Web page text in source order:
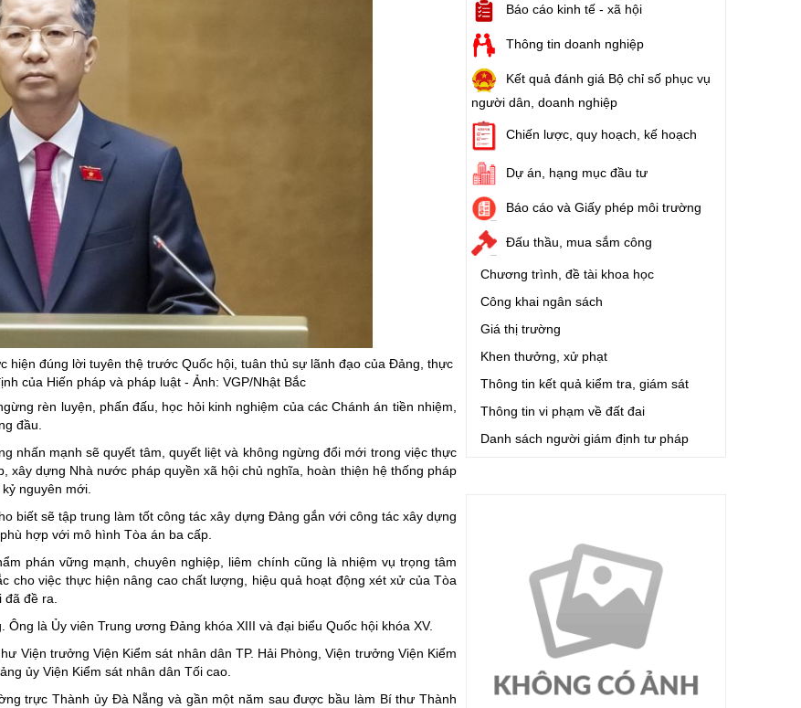
hiện đúng lời tuyên thệ trước Quốc hội, tuân thủ sự lãnh đạo của Đảng, thực
của Hiến pháp và pháp luật - Ảnh: VGP/Nhật Bắc
rèn luyện, phấn đấu, học hỏi kinh nghiệm của các Chánh án tiền nhiệm,
đầu.
nhấn mạnh sẽ quyết tâm, quyết liệt và không ngừng đổi mới trong việc thực
dựng Nhà nước pháp quyền xã hội chủ nghĩa, hoàn thiện hệ thống pháp
nguyên mới.
biết sẽ tập trung làm tốt công tác xây dựng Đảng gắn với công tác xây dựng
hợp với mô hình Tòa án ba cấp.
phán vững mạnh, chuyên nghiệp, liêm chính cũng là nhiệm vụ trọng tâm
cho việc thực hiện nâng cao chất lượng, hiệu quả hoạt động xét xử của Tòa
đã đề ra.
là Ủy viên Trung ương Đảng khóa XIII và đại biểu Quốc hội khóa XV.
Viện trưởng Viện Kiểm sát nhân dân TP. Hải Phòng, Viện trưởng Viện Kiểm
ủy Viện Kiểm sát nhân dân Tối cao.
trực Thành ủy Đà Nẵng và gần một năm sau được bầu làm Bí thư Thành
Báo cáo kinh tế - xã hội
Thông tin doanh nghiệp
Kết quả đánh giá Bộ chỉ số phục vụ
người dân, doanh nghiệp
Chiến lược, quy hoạch, kế hoạch
Dự án, hạng mục đầu tư
Báo cáo và Giấy phép môi trường
Đấu thầu, mua sắm công
Chương trình, đề tài khoa học
Công khai ngân sách
Giá thị trường
Khen thưởng, xử phạt
Thông tin kết quả kiểm tra, giám sát
Thông tin vi phạm về đất đai
Danh sách người giám định tư pháp